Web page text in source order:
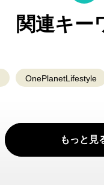
関連キー
OnePlanetLifestyle
もっと見